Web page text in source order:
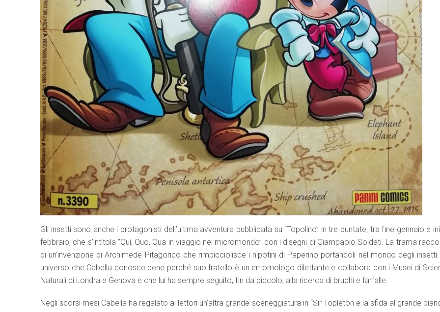
Gli insetti sono anche i protagonisti dell’ultima avventura pubblicata su “Topolino” in tre puntate, tra fine gennaio e
febbraio, che s’intitola “Qui, Quo, Qua in viaggio nel micromondo” con i disegni di Giampaolo Soldati. La trama
di un’invenzione di Archimede Pitagorico che rimpicciolisce i nipotini di Paperino portandoli nel mondo degli insetti.
universo che Cabella conosce bene perché suo fratello è un entomologo dilettante e collabora con i Musei di
Naturali di Londra e Genova e che lui ha sempre seguito, fin da piccolo, alla ricerca di bruchi e farfalle.
Negli scorsi mesi Cabella ha regalato ai lettori un’altra grande sceneggiatura in “Sir Topleton e la sfida al grande